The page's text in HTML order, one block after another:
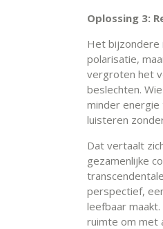
Oplossing 3:
Het bijzondere
polarisatie,
vergroten het
beslechten.
minder energie
luisteren
Dat vertaalt
gezamenlijke
perspectief,
leefbaar
ruimte om met